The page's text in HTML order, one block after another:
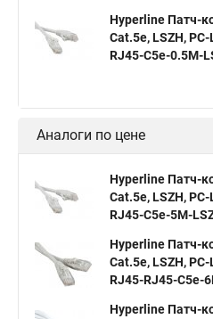
Hyperline Патч-
Cat.5e, LSZH,
RJ45-C5e-0.5M-
Аналоги по цене
Hyperline Патч-
Cat.5е, LSZH,
RJ45-C5e-5M-
Hyperline Патч-
Cat.5e, LSZH,
RJ45-RJ45-C5e-
Hyperline Патч-